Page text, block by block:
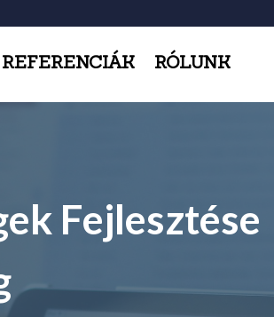
REFERENCIÁK
RÓLUNK
Fejlesztése